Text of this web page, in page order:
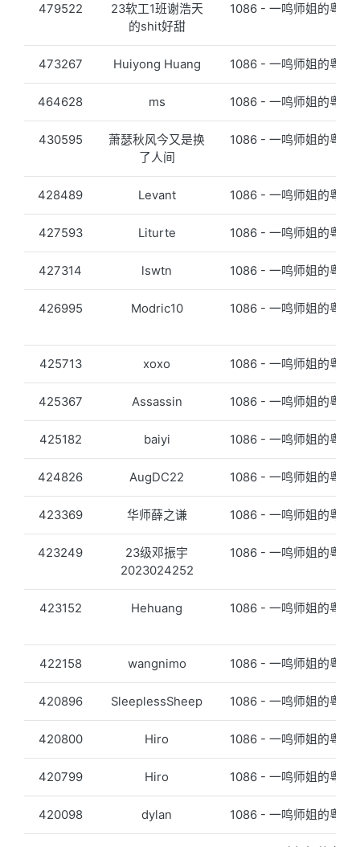
479522
23软工1班谢浩天
的shit好甜
1086 - 一鸣师姐的粤语
473267 Huiyong Huang 1086 - 一鸣师姐的粤语
464628 ms 1086 - 一鸣师姐的粤语
430595
萧瑟秋风今又是换
了人间
1086 - 一鸣师姐的粤语
428489 Levant 1086 - 一鸣师姐的粤语
427593 Liturte 1086 - 一鸣师姐的粤语
427314 lswtn 1086 - 一鸣师姐的粤语
426995 Modric10 1086 - 一鸣师姐的粤语
425713 xoxo 1086 - 一鸣师姐的粤语
425367 Assassin 1086 - 一鸣师姐的粤语
425182 baiyi 1086 - 一鸣师姐的粤语
424826 AugDC22 1086 - 一鸣师姐的粤语
423369 华师薛之谦 1086 - 一鸣师姐的粤语
423249
23级邓振宇
2023024252
1086 - 一鸣师姐的粤语
423152 Hehuang 1086 - 一鸣师姐的粤语
422158 wangnimo 1086 - 一鸣师姐的粤语
420896 SleeplessSheep 1086 - 一鸣师姐的粤语
420800 Hiro 1086 - 一鸣师姐的粤语
420799 Hiro 1086 - 一鸣师姐的粤语
420098 dylan 1086 - 一鸣师姐的粤语